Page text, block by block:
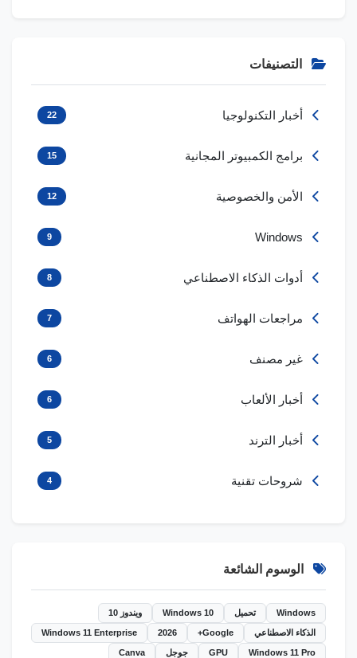
التصنيفات
أخبار التكنولوجيا 22
برامج الكمبيوتر المجانية 15
الأمن والخصوصية 12
9
أدوات الذكاء الاصطناعي 8
مراجعات الهواتف 7
غير مصنف 6
أخبار الألعاب 6
أخبار الترند 5
شروحات تقنية 4
الوسوم الشائعة
Windows تحميل Windows 10 ويندوز 10
الذكاء الاصطناعي Google+
2026
Windows 11 Enterprise
Windows 11 Pro
GPU جوجل Canva